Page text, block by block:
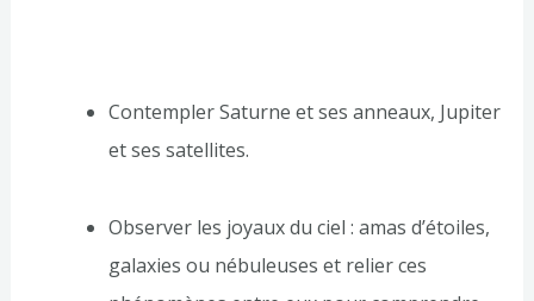
Contempler Saturne et ses anneaux, Jupiter
et ses satellites.
Observer les joyaux du ciel : amas d’étoiles,
galaxies ou nébuleuses et relier ces